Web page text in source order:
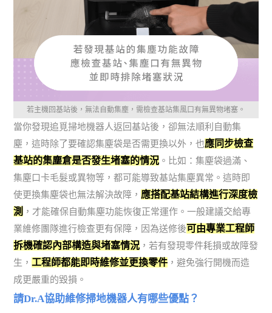
若主機回基站後，無法自動集塵，需檢查基站集風口有無異物堵塞。
當你發現追覓掃地機器人返回基站後，卻無法順利自動集
塵，這時除了要確認集塵袋是否需更換以外，也應同步檢查
基站的集塵倉是否發生堵塞的情況 。比如：集塵袋過滿、
集塵口卡毛髮或異物等，都可能導致基站集塵異常。這時即
使更換集塵袋也無法解決故障， 應搭配基站結構進行深度檢
測 ，才能確保自動集塵功能恢復正常運作。一般建議交給專
業維修團隊進行檢查更有保障，因為送修後可由專業工程師
拆機確認內部構造與堵塞情況 ，若有發現零件耗損或故障發
生，工程師都能即時維修並更換零件 ，避免強行開機而造
成更嚴重的毀損。
請Dr.A協助維修掃地機器人有哪些優點？